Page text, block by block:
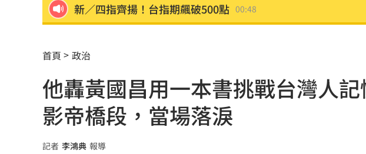
新／四指齊揚！台指期飆破500點 00:48
稱龍蝦咬完就吐 爆李世宗要信徒喝精油
樂天女孩淚揭往事 愛意表達障礙遭重擊 00:41
一張百萬太貴！他公開高價股買法：賺30萬
獨／海外遊學增強外語 台人夯英、美、加
首頁 政治
他轟黃國昌用一本書挑戰台灣人
影帝橋段，當場落淚
記者 李鴻典 報導